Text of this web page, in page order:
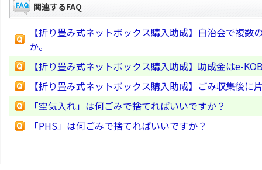
関連するFAQ
【折り畳み式ネットボックス購入助成】自治会で複
か。
【折り畳み式ネットボックス購入助成】助成金はe-
【折り畳み式ネットボックス購入助成】ごみ収集後
「空気入れ」は何ごみで捨てればいいですか？
「PHS」は何ごみで捨てればいいですか？